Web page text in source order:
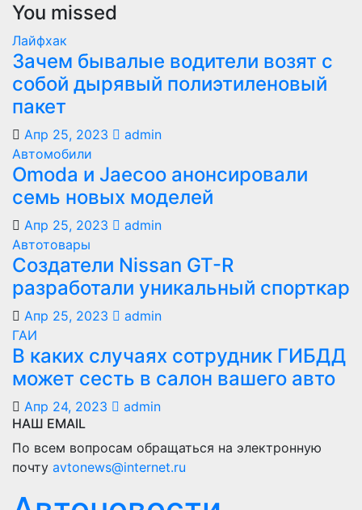
You missed
Лайфхак
Зачем бывалые водители возят с
собой дырявый полиэтиленовый
пакет
Апр 25, 2023
admin
Автомобили
Оmoda и Jaecoo анонсировали
семь новых моделей
Апр 25, 2023
admin
Автотовары
Создатели Nissan GT-R
разработали уникальный спорткар
Апр 25, 2023
admin
ГАИ
В каких случаях сотрудник ГИБДД
может сесть в салон вашего авто
Апр 24, 2023
admin
НАШ EMAIL
По всем вопросам обращаться на электронную
почту avtonews@internet.ru